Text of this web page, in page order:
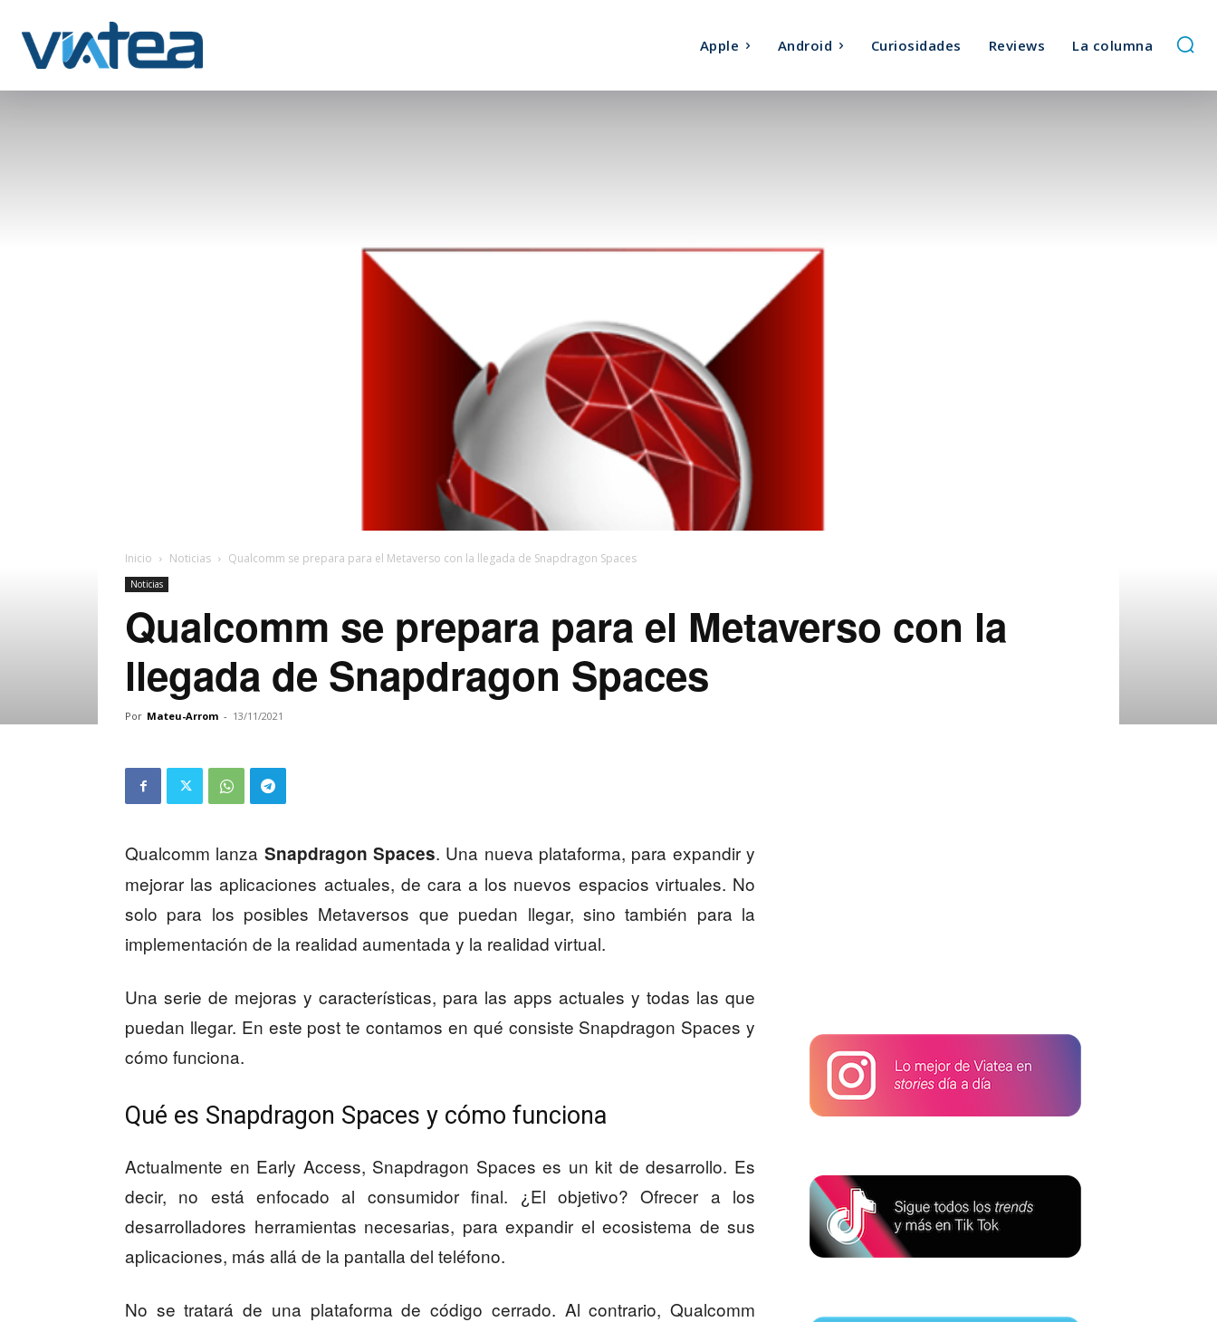
Apple Android Curiosidades Reviews La columna
Inicio Noticias Qualcomm se prepara para el Metaverso con la llegada de Snapdragon Spaces
Noticias
Qualcomm se prepara para el Metaverso con la
llegada de Snapdragon Spaces
Por Mateu-Arrom - 13/11/2021
Qualcomm lanza Snapdragon Spaces. Una nueva plataforma, para expandir y
mejorar las aplicaciones actuales, de cara a los nuevos espacios virtuales. No
solo para los posibles Metaversos que puedan llegar, sino también para la
implementación de la realidad aumentada y la realidad virtual.
Una serie de mejoras y características, para las apps actuales y todas las que
puedan llegar. En este post te contamos en qué consiste Snapdragon Spaces y
cómo funciona.
Qué es Snapdragon Spaces y cómo funciona
Actualmente en Early Access, Snapdragon Spaces es un kit de desarrollo. Es
decir, no está enfocado al consumidor final. ¿El objetivo? Ofrecer a los
desarrolladores herramientas necesarias, para expandir el ecosistema de sus
aplicaciones, más allá de la pantalla del teléfono.
No se tratará de una plataforma de código cerrado. Al contrario, Qualcomm